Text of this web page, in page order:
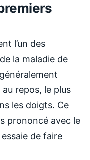
l’un des
la maladie de
repos, le plus
les doigts. Ce
prononcé avec le
de faire